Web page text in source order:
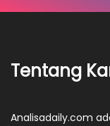
Tentang
Analisadaily.com